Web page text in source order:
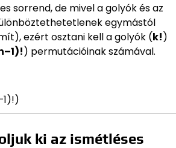
sorrend, de mivel a golyók és az
egymástól
ezért osztani kell a golyók (k!)
) permutációinak számával.
ki az ismétléses